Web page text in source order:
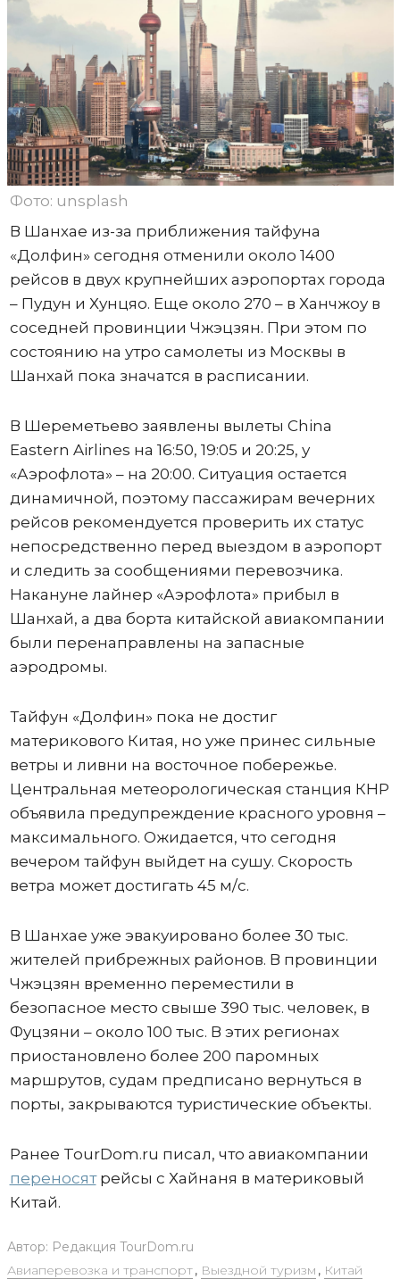
Фото: unsplash
В Шанхае из-за приближения тайфуна
«Долфин» сегодня отменили около 1400
рейсов в двух крупнейших аэропортах города
– Пудун и Хунцяо. Еще около 270 – в Ханчжоу в
соседней провинции Чжэцзян. При этом по
состоянию на утро самолеты из Москвы в
Шанхай пока значатся в расписании.
В Шереметьево заявлены вылеты China
Eastern Airlines на 16:50, 19:05 и 20:25, у
«Аэрофлота» – на 20:00. Ситуация остается
динамичной, поэтому пассажирам вечерних
рейсов рекомендуется проверить их статус
непосредственно перед выездом в аэропорт
и следить за сообщениями перевозчика.
Накануне лайнер «Аэрофлота» прибыл в
Шанхай, а два борта китайской авиакомпании
были перенаправлены на запасные
аэродромы.
Тайфун «Долфин» пока не достиг
материкового Китая, но уже принес сильные
ветры и ливни на восточное побережье.
Центральная метеорологическая станция КНР
объявила предупреждение красного уровня –
максимального. Ожидается, что сегодня
вечером тайфун выйдет на сушу. Скорость
ветра может достигать 45 м/с.
В Шанхае уже эвакуировано более 30 тыс.
жителей прибрежных районов. В провинции
Чжэцзян временно переместили в
безопасное место свыше 390 тыс. человек, в
Фуцзяни – около 100 тыс. В этих регионах
приостановлено более 200 паромных
маршрутов, судам предписано вернуться в
порты, закрываются туристические объекты.
Ранее TourDom.ru писал, что авиакомпании
переносятрейсы с Хайнаня в материковый
Китай.
Автор: Редакция TourDom.ru
Авиаперевозка и транспорт, Выездной туризм , Китай